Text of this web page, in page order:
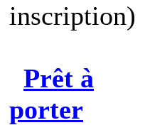
inscription)
Prêt à
porter